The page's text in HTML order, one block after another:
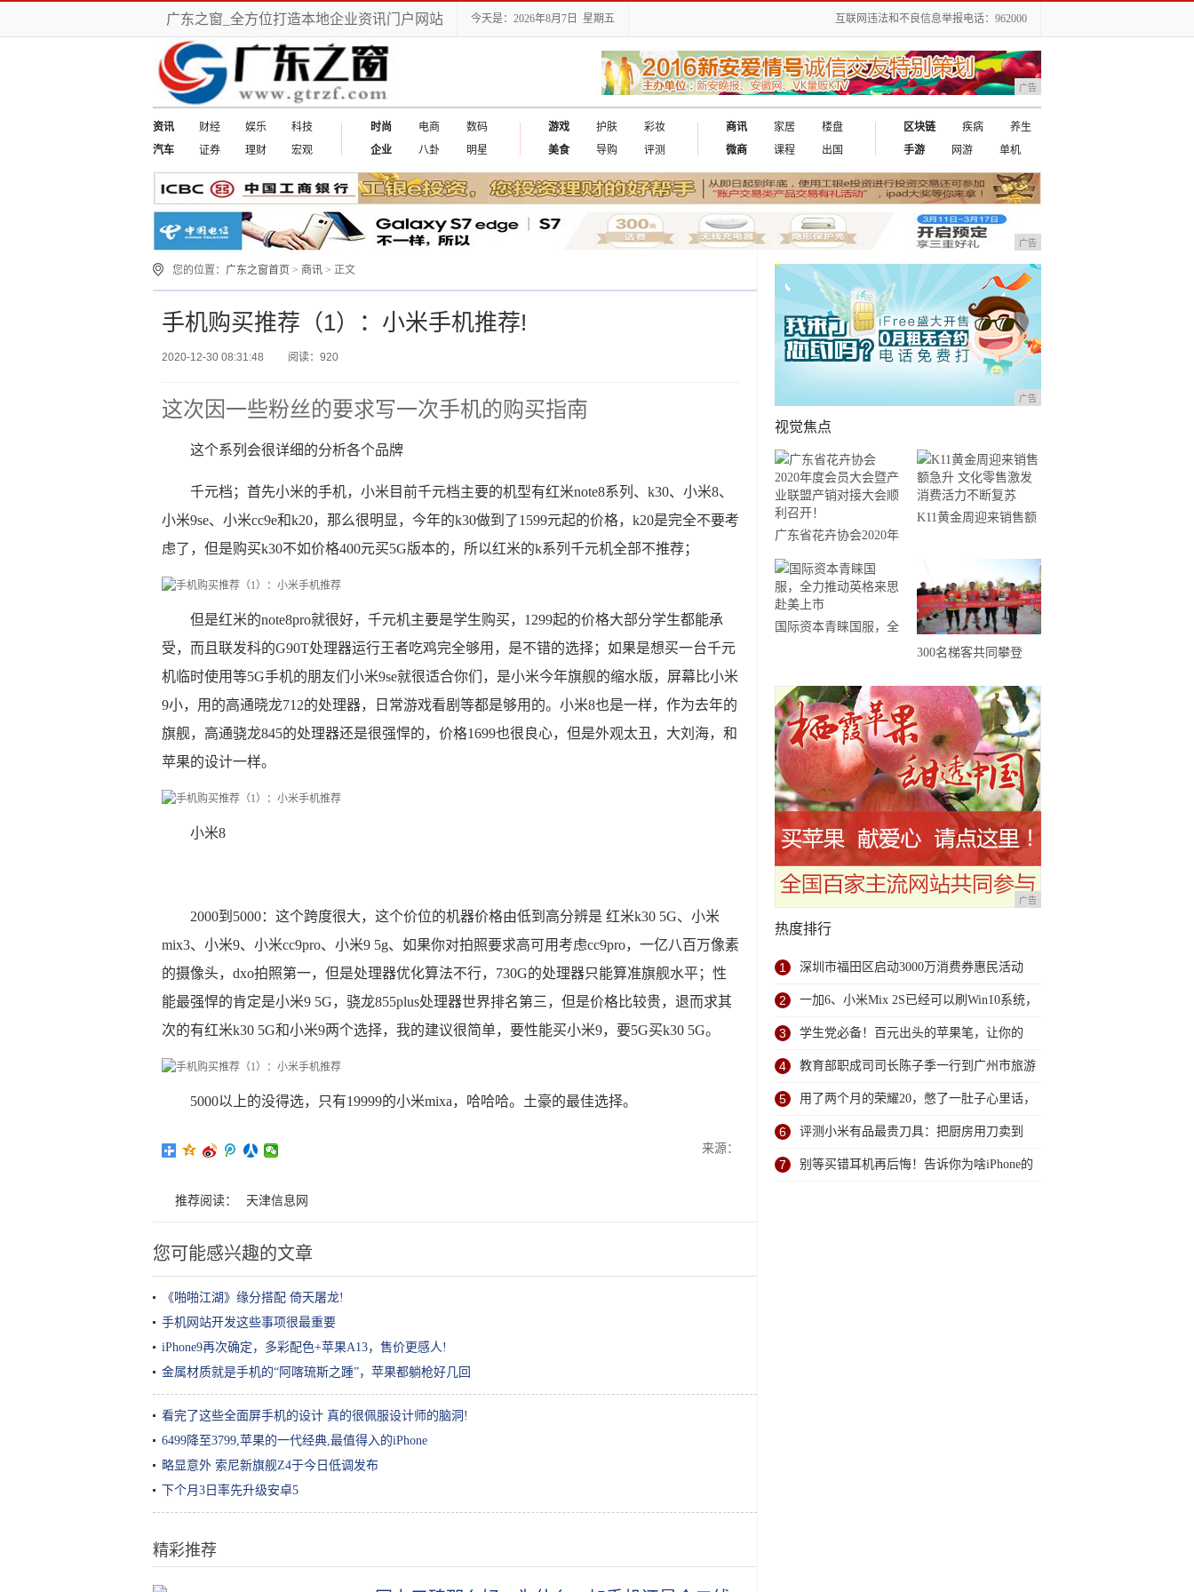
广东之窗_全方位打造本地企业资讯门户网站 今天是：2026年8月7日 星期五 互联网违法和不良信息举报电话：962000
广告
资讯 财经 娱乐
科技
汽车
证券 理财 宏观
时尚 电商
数码
企业
八卦 明星
游戏 护肤
彩妆
美食
导购 评测
商讯 家居
楼盘
微商
课程 出国
区块链 疾病
养生
手游
网游 单机
广告
您的位置： 广东之窗首页 > 商讯 > 正文
手机购买推荐（1）：小米手机推荐!
2020-12-30 08:31:48 阅读：920
这次因一些粉丝的要求写一次手机的购买指南
这个系列会很详细的分析各个品牌
千元档；首先小米的手机，小米目前千元档主要的机型有红米note8系列、k30、小米8、
小米9se、小米cc9e和k20，那么很明显，今年的k30做到了1599元起的价格，k20是完全不要考
虑了，但是购买k30不如价格400元买5G版本的，所以红米的k系列千元机全部不推荐；
但是红米的note8pro就很好，千元机主要是学生购买，1299起的价格大部分学生都能承
受，而且联发科的G90T处理器运行王者吃鸡完全够用，是不错的选择；如果是想买一台千元
机临时使用等5G手机的朋友们小米9se就很适合你们，是小米今年旗舰的缩水版，屏幕比小米
9小，用的高通晓龙712的处理器，日常游戏看剧等都是够用的。小米8也是一样，作为去年的
旗舰，高通骁龙845的处理器还是很强悍的，价格1699也很良心，但是外观太丑，大刘海，和
苹果的设计一样。
小米8
2000到5000：这个跨度很大，这个价位的机器价格由低到高分辨是 红米k30 5G、小米
mix3、小米9、小米cc9pro、小米9 5g、如果你对拍照要求高可用考虑cc9pro，一亿八百万像素
的摄像头，dxo拍照第一，但是处理器优化算法不行，730G的处理器只能算准旗舰水平；性
能最强悍的肯定是小米9 5G，骁龙855plus处理器世界排名第三，但是价格比较贵，退而求其
次的有红米k30 5G和小米9两个选择，我的建议很简单，要性能买小米9，要5G买k30 5G。
5000以上的没得选，只有19999的小米mixa，哈哈哈。土豪的最佳选择。
来源：
推荐阅读： 天津信息网
您可能感兴趣的文章
《啪啪江湖》缘分搭配 倚天屠龙!
手机网站开发这些事项很最重要
iPhone9再次确定，多彩配色+苹果A13，售价更感人!
金属材质就是手机的“阿喀琉斯之踵”，苹果都躺枪好几回
看完了这些全面屏手机的设计 真的很佩服设计师的脑洞!
6499降至3799,苹果的一代经典,最值得入的iPhone
略显意外 索尼新旗舰Z4于今日低调发布
下个月3日率先升级安卓5
精彩推荐
广告
视觉焦点
广东省花卉协会2020年
度会员大会暨产业联盟
产销对接大会顺利召
开！
K11黄金周迎来销售额
国际资本青睐国服，全
300名梯客共同攀登
级精英赛顺德海骏达中
心站欢乐开跑
广告
热度排行
1 深圳市福田区启动3000万消费券惠民活动
2 一加6、小米Mix 2S已经可以刷Win10系统，
网友：安卓提不动刀了？
3 学生党必备！百元出头的苹果笔，让你的
iPad成为学习神器
4 教育部职成司司长陈子季一行到广州市旅游
商务职业学校考察调研
5 用了两个月的荣耀20，憋了一肚子心里话，
今天终于一吐为快
6 评测小米有品最贵刀具：把厨房用刀卖到
999元的秘密
7 别等买错耳机再后悔！告诉你为啥iPhone的